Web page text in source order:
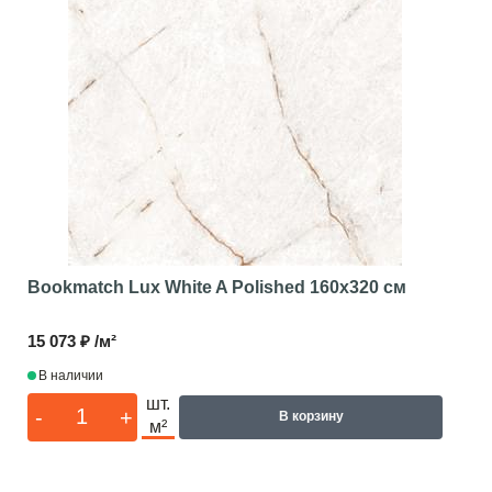
Bookmatch Lux White A Polished 160x320 см
15 073 ₽ /м²
В наличии
- +
шт.
м²
В корзину